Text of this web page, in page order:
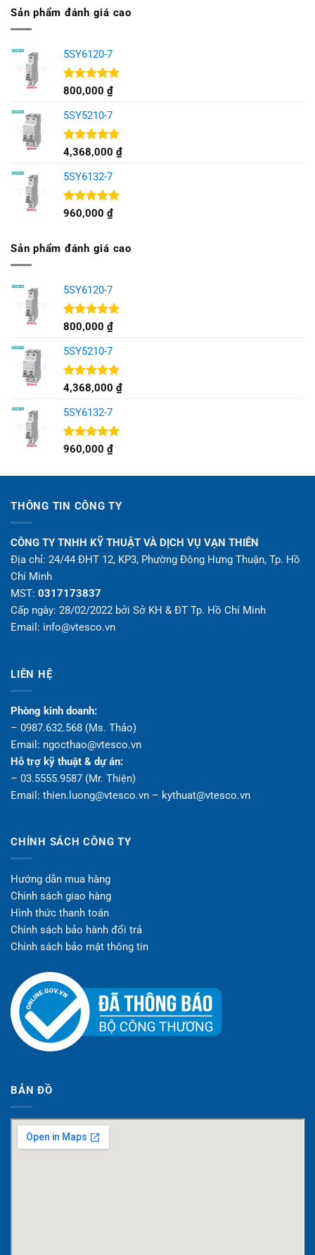
Sản phẩm đánh giá cao
5SY6120-7
Được xếp
5 sao
800,000 ₫
5SY5210-7
Được xếp
5 sao
4,368,000 ₫
5SY6132-7
Được xếp
960,000 ₫
Sản phẩm đánh giá cao
5SY6120-7
Được xếp
5 sao
800,000 ₫
5SY5210-7
Được xếp
5 sao
4,368,000 ₫
5SY6132-7
Được xếp
960,000 ₫
THÔNG TIN CÔNG TY
CÔNG TY TNHH KỸ THUẬT VÀ DỊCH VỤ VẠN THIÊN
Địa chỉ: 24/44 ĐHT 12, KP3, Phường Đông Hưng Thuận, Tp. Hồ
Chí Minh
MST: 0317173837
Cấp ngày: 28/02/2022 bởi Sở KH & ĐT Tp. Hồ Chí Minh
Email: info@vtesco.vn
LIÊN HỆ
Phòng kinh doanh:
– 0987.632.568 (Ms. Thảo)
Email: ngocthao@vtesco.vn
Hỗ trợ kỹ thuật & dự án:
– 03.5555.9587 (Mr. Thiện)
Email: thien.luong@vtesco.vn – kythuat@vtesco.vn
CHÍNH SÁCH CÔNG TY
Hướng dẫn mua hàng
Chính sách giao hàng
Hình thức thanh toán
Chính sách bảo hành đổi trả
Chính sách bảo mật thông tin
BẢN ĐỒ